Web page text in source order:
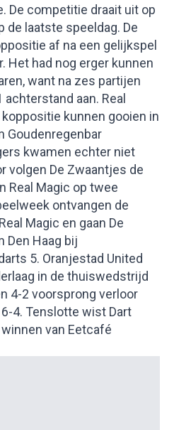
De competitie draait uit op
de laatste speeldag. De
af na een gelijkspel
Het had nog erger kunnen
want na zes partijen
aan. Real
kunnen gooien in
Goudenregenbar
kwamen echter niet
volgen De Zwaantjes de
Real Magic op twee
ontvangen de
Magic en gaan De
Den Haag bij
5. Oranjestad United
in de thuiswedstrijd
4-2 voorsprong verloor
4. Tenslotte wist Dart
van Eetcafé